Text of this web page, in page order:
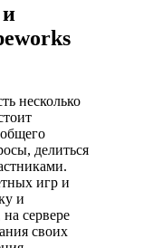
несколько
делиться
игр и
и
сервере
своих